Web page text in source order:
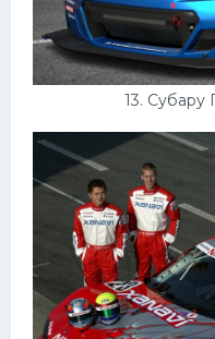
13. Субару